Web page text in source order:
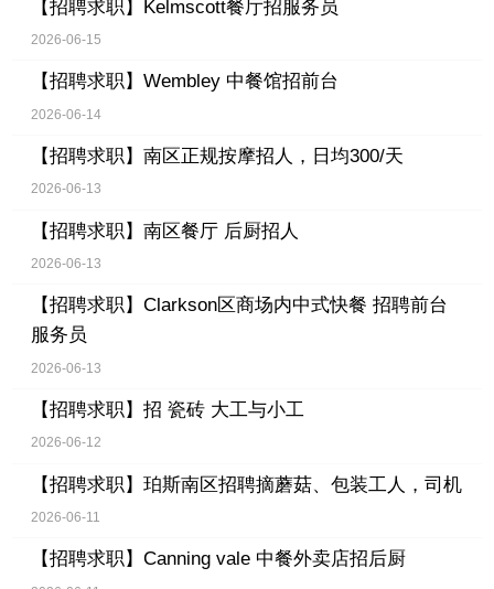
【招聘求职】 Kelmscott餐厅招服务员
2026-06-15
【招聘求职】 Wembley 中餐馆招前台
2026-06-14
【招聘求职】 南区正规按摩招人，日均300/天
2026-06-13
【招聘求职】 南区餐厅 后厨招人
2026-06-13
【招聘求职】 Clarkson区商场内中式快餐 招聘前台
服务员
2026-06-13
【招聘求职】 招 瓷砖 大工与小工
2026-06-12
【招聘求职】 珀斯南区招聘摘蘑菇、包装工人，司机
2026-06-11
【招聘求职】 Canning vale 中餐外卖店招后厨